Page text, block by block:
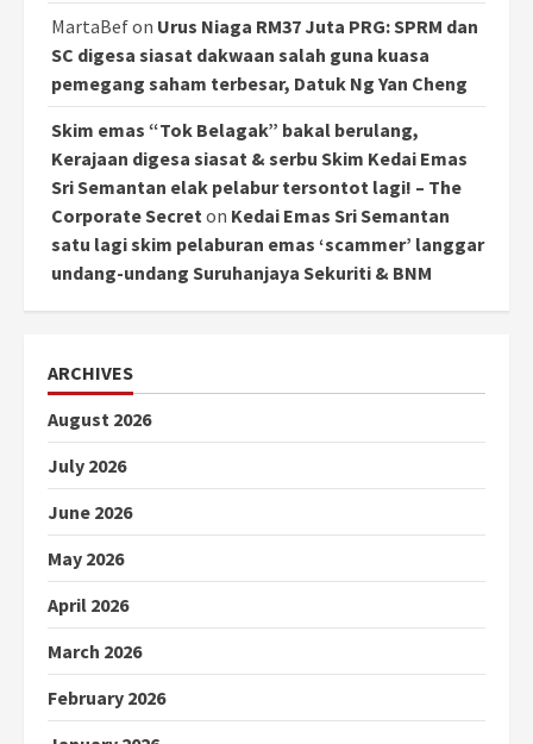
MartaBefon Urus Niaga RM37 Juta PRG: SPRM dan
SC digesa siasat dakwaan salah guna kuasa
pemegang saham terbesar, Datuk Ng Yan Cheng
Skim emas “Tok Belagak” bakal berulang,
Kerajaan digesa siasat & serbu Skim Kedai Emas
Sri Semantan elak pelabur tersontot lagi! – The
Corporate Secreton Kedai Emas Sri Semantan
satu lagi skim pelaburan emas ‘scammer’ langgar
undang-undang Suruhanjaya Sekuriti & BNM
ARCHIVES
August 2026
July 2026
June 2026
May 2026
April 2026
March 2026
February 2026